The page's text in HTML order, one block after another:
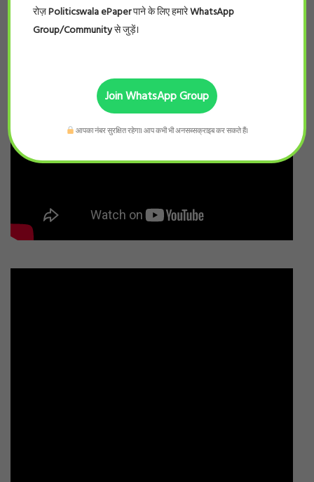
रोज़Politicswala ePaperपाने के लिए हमारेWhatsApp
Group/Communityसे जुड़ें।
Join WhatsApp Group
आपका नंबर सुरक्षित रहेगा। आप कभी भी अनसब्सक्राइब कर सकते हैं।